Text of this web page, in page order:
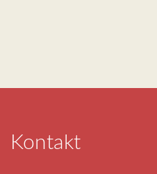
Kontakt